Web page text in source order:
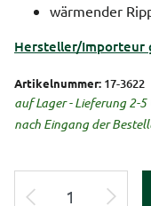
wärmender
Hersteller/Importeur
Artikelnummer: 17-3622
auf Lager - Lieferung 2-
nach Eingang der